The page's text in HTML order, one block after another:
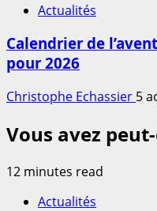
Actualités
Calendrier de
pour 2026
Christophe Echassier 5
Vous avez
12 minutes read
Actualités